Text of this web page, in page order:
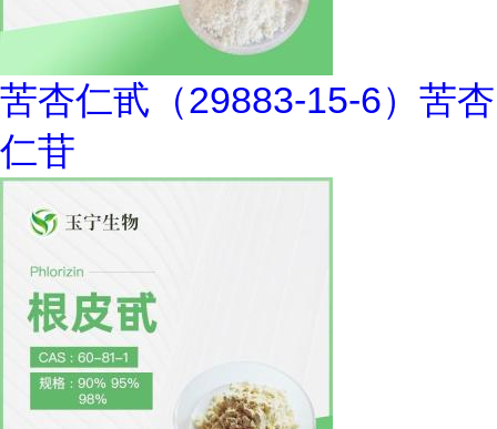
苦杏仁甙（29883-15-6）苦杏
仁苷